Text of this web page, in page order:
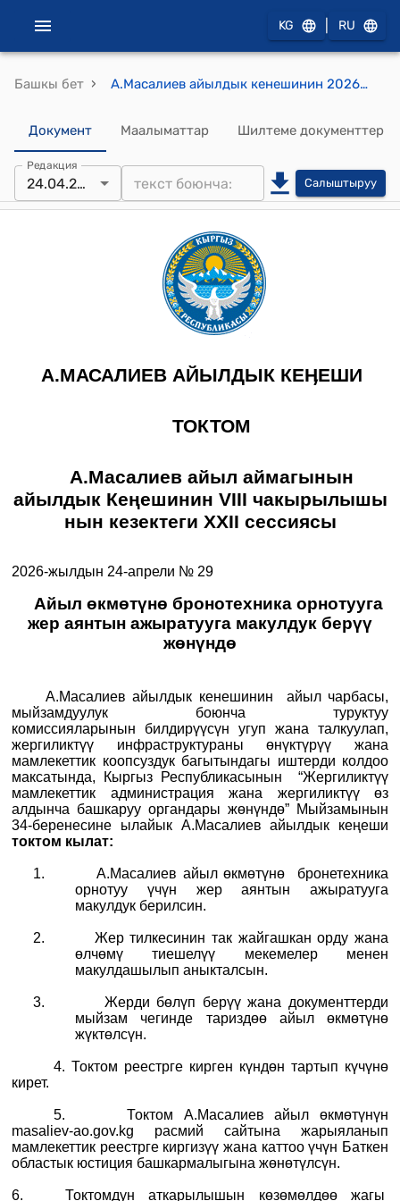
KG RU
Башкы бет › А.Масалиев айылдык кенешинин 2026-жылдын 24-апрелиндеги №29 "Айыл өкмөтүнө бронотехника орнотууга жер аянтын ажыратууга макулдук берүү жөнүндө" токтому
Документ Маалыматтар Шилтеме документтер
Редакция
24.04.2026 Салыштыруу